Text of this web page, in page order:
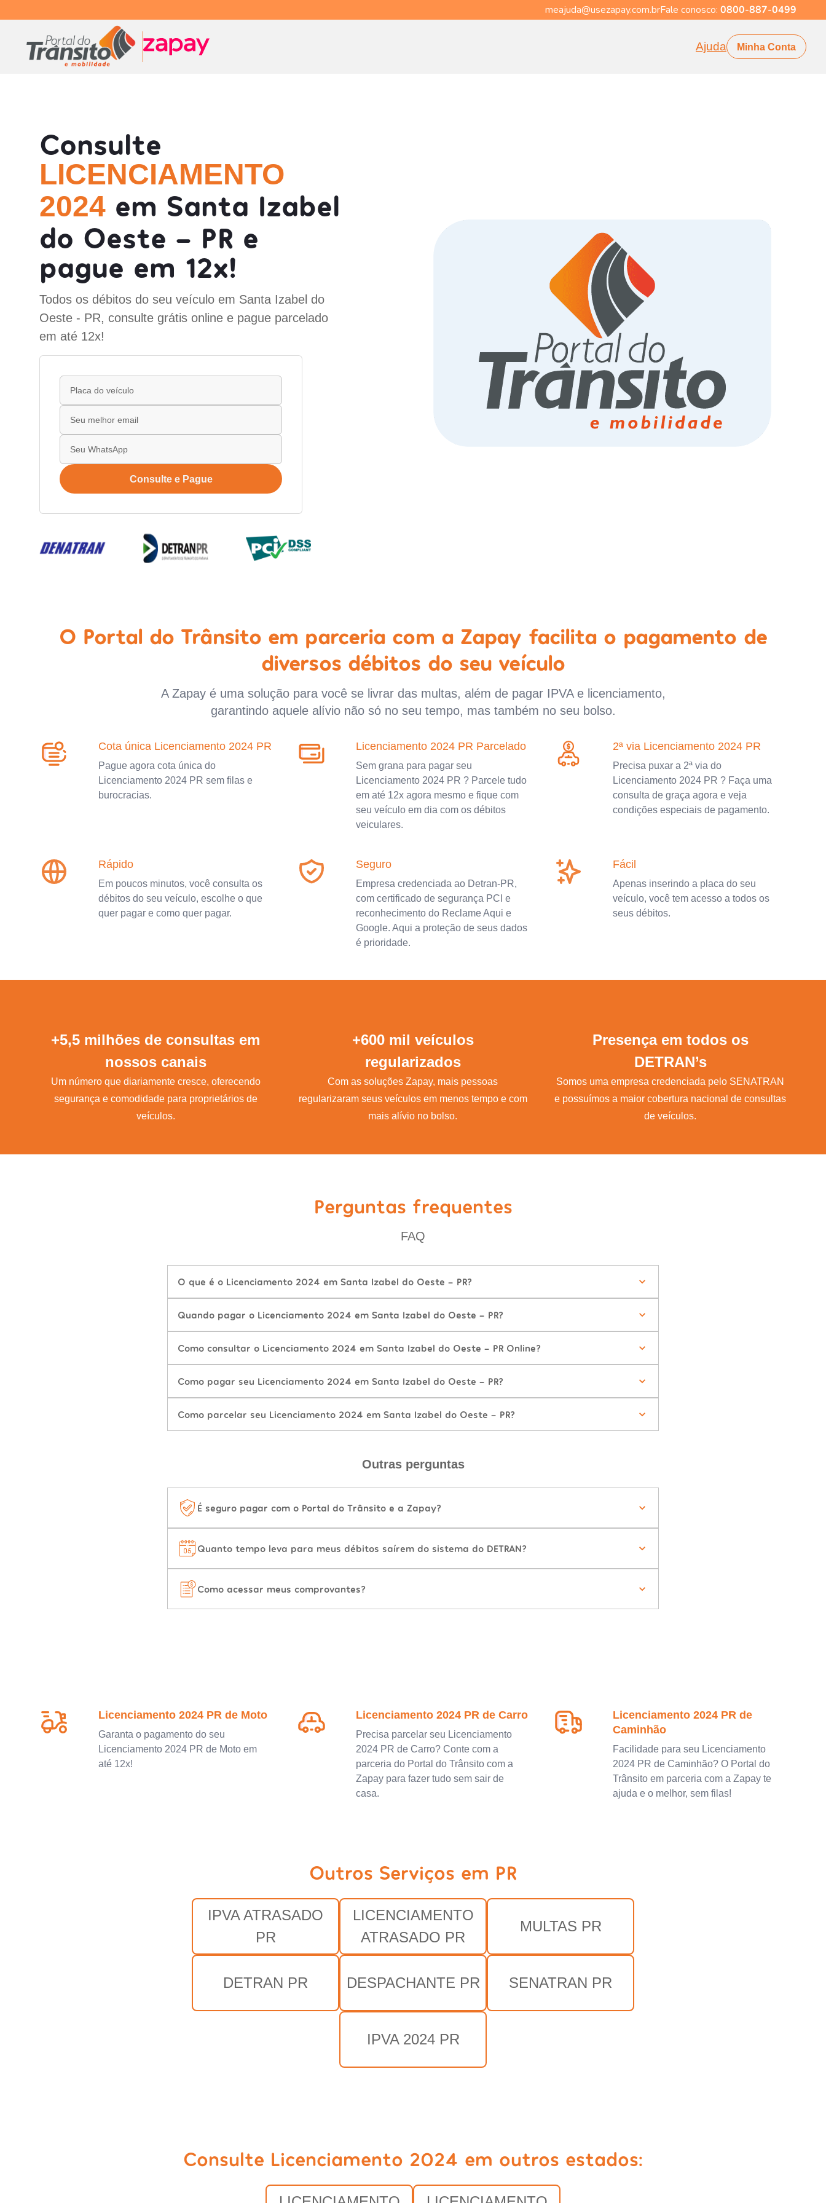
meajuda@usezapay.com.brFale conosco: 0800-887-0499
Ajuda Minha Conta
Consulte
LICENCIAMENTO
2024 em Santa Izabel
do Oeste - PR e
pague em 12x!
Todos os débitos do seu veículo em Santa Izabel do
Oeste - PR, consulte grátis online e pague parcelado
em até 12x!
Consulte e Pague
O Portal do Trânsito em parceria com a Zapay facilita o pagamento de
diversos débitos do seu veículo
A Zapay é uma solução para você se livrar das multas, além de pagar IPVA e licenciamento,
garantindo aquele alívio não só no seu tempo, mas também no seu bolso.
Cota única Licenciamento 2024 PR
Pague agora cota única do
Licenciamento 2024 PR sem filas e
burocracias.
Licenciamento 2024 PR Parcelado
Sem grana para pagar seu
Licenciamento 2024 PR ? Parcele tudo
em até 12x agora mesmo e fique com
seu veículo em dia com os débitos
veiculares.
2ª via Licenciamento 2024 PR
Precisa puxar a 2ª via do
Licenciamento 2024 PR ? Faça uma
consulta de graça agora e veja
condições especiais de pagamento.
Rápido
Em poucos minutos, você consulta os
débitos do seu veículo, escolhe o que
quer pagar e como quer pagar.
Seguro
Empresa credenciada ao Detran-PR,
com certificado de segurança PCI e
reconhecimento do Reclame Aqui e
Google. Aqui a proteção de seus dados
é prioridade.
Fácil
Apenas inserindo a placa do seu
veículo, você tem acesso a todos os
seus débitos.
+5,5 milhões de consultas em
nossos canais
Um número que diariamente cresce, oferecendo
segurança e comodidade para proprietários de
veículos.
+600 mil veículos
regularizados
Com as soluções Zapay, mais pessoas
regularizaram seus veículos em menos tempo e com
mais alívio no bolso.
Presença em todos os
DETRAN’s
Somos uma empresa credenciada pelo SENATRAN
e possuímos a maior cobertura nacional de consultas
de veículos.
Perguntas frequentes
FAQ
O que é o Licenciamento 2024 em Santa Izabel do Oeste - PR?
Quando pagar o Licenciamento 2024 em Santa Izabel do Oeste - PR?
Como consultar o Licenciamento 2024 em Santa Izabel do Oeste - PR Online?
Como pagar seu Licenciamento 2024 em Santa Izabel do Oeste - PR?
Como parcelar seu Licenciamento 2024 em Santa Izabel do Oeste - PR?
Outras perguntas
É seguro pagar com o Portal do Trânsito e a Zapay?
Quanto tempo leva para meus débitos saírem do sistema do DETRAN?
Como acessar meus comprovantes?
Licenciamento 2024 PR de Moto
Garanta o pagamento do seu
Licenciamento 2024 PR de Moto em
até 12x!
Licenciamento 2024 PR de Carro
Precisa parcelar seu Licenciamento
2024 PR de Carro? Conte com a
parceria do Portal do Trânsito com a
Zapay para fazer tudo sem sair de
casa.
Licenciamento 2024 PR de
Caminhão
Facilidade para seu Licenciamento
2024 PR de Caminhão? O Portal do
Trânsito em parceria com a Zapay te
ajuda e o melhor, sem filas!
Outros Serviços em PR
IPVA ATRASADO
PR
LICENCIAMENTO
ATRASADO PR
MULTAS PR
DETRAN PR DESPACHANTE PR SENATRAN PR
IPVA 2024 PR
Consulte Licenciamento 2024 em outros estados: